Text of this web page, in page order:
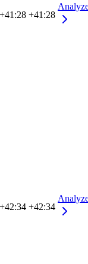
+41:28 +41:28
+42:34 +42:34